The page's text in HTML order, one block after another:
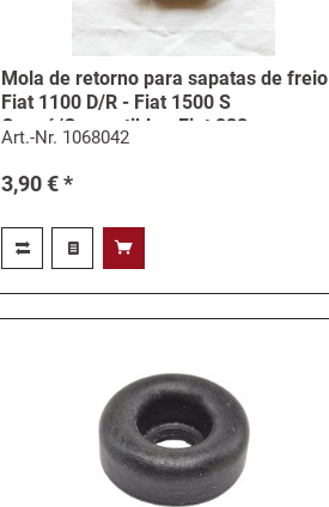
Mola de retorno para sapatas de freio
Fiat 1100 D/R - Fiat 1500 S
Coupé/Convertible - Fiat 238
Art.-Nr. 1068042
3,90 € *